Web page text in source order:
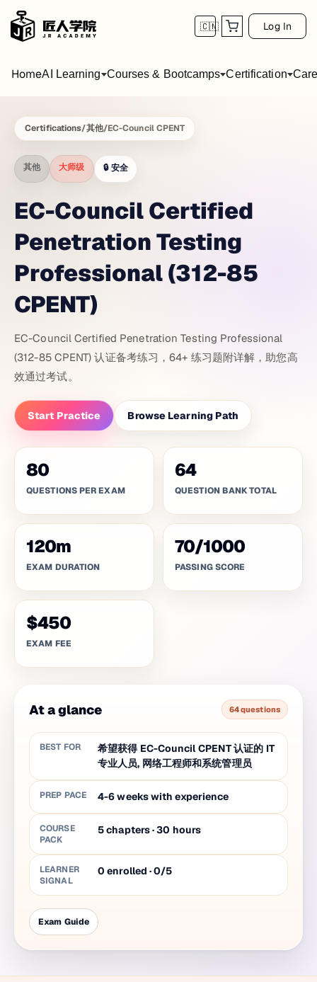
🇨🇳 Log In
HomeAI Learning Courses & Bootcamps Certification
Certifications/其他/EC-Council CPENT
其他 大师级 🔒 安全
EC-Council Certified
Penetration Testing
Professional (312-85
CPENT)
EC-Council Certified Penetration Testing Professional
(312-85 CPENT) 认证备考练习，64+ 练习题附详解，助您高
效通过考试。
Start Practice Browse Learning Path
80
QUESTIONS PER EXAM
64
QUESTION BANK TOTAL
120m
EXAM DURATION
70/1000
PASSING SCORE
$450
EXAM FEE
At a glance 64 questions
BEST FOR
希望获得 EC-Council CPENT 认证的 IT
专业人员, 网络工程师和系统管理员
PREP PACE 4-6 weeks with experience
COURSE
PACK
5chapters·30 hours
LEARNER
SIGNAL
0 enrolled · 0/5
Exam Guide